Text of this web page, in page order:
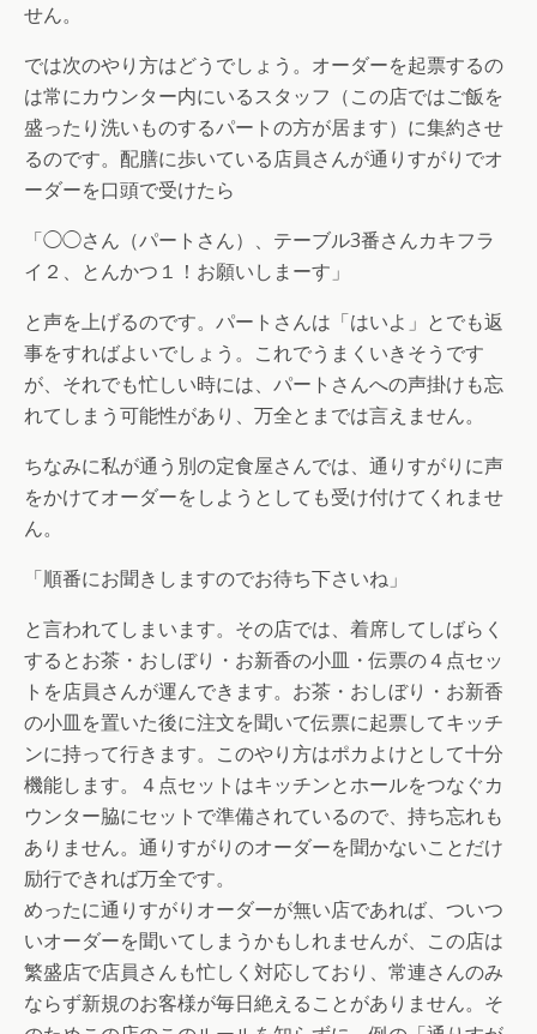
せん。
では次のやり方はどうでしょう。オーダーを起票するの
は常にカウンター内にいるスタッフ（この店ではご飯を
盛ったり洗いものするパートの方が居ます）に集約させ
るのです。配膳に歩いている店員さんが通りすがりでオ
ーダーを口頭で受けたら
「◯◯さん（パートさん）、テーブル3番さんカキフラ
イ２、とんかつ１！お願いしまーす」
と声を上げるのです。パートさんは「はいよ」とでも返
事をすればよいでしょう。これでうまくいきそうです
が、それでも忙しい時には、パートさんへの声掛けも忘
れてしまう可能性があり、万全とまでは言えません。
ちなみに私が通う別の定食屋さんでは、通りすがりに声
をかけてオーダーをしようとしても受け付けてくれませ
ん。
「順番にお聞きしますのでお待ち下さいね」
と言われてしまいます。その店では、着席してしばらく
するとお茶・おしぼり・お新香の小皿・伝票の４点セッ
トを店員さんが運んできます。お茶・おしぼり・お新香
の小皿を置いた後に注文を聞いて伝票に起票してキッチ
ンに持って行きます。このやり方はポカよけとして十分
機能します。４点セットはキッチンとホールをつなぐカ
ウンター脇にセットで準備されているので、持ち忘れも
ありません。通りすがりのオーダーを聞かないことだけ
励行できれば万全です。
めったに通りすがりオーダーが無い店であれば、ついつ
いオーダーを聞いてしまうかもしれませんが、この店は
繁盛店で店員さんも忙しく対応しており、常連さんのみ
ならず新規のお客様が毎日絶えることがありません。そ